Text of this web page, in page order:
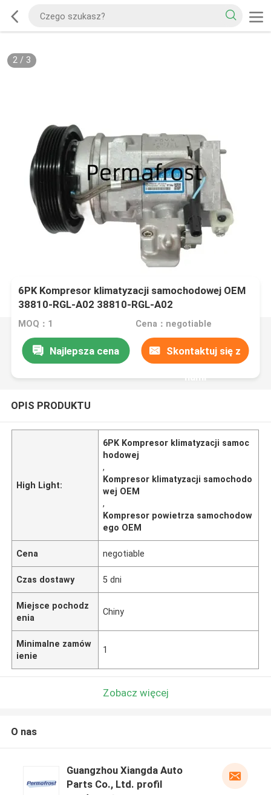
2/ 3
6PK Kompresor klimatyzacji samochodowej OEM
38810-RGL-A02 38810-RGL-A02
MOQ：1 Cena：negotiable
Najlepsza cena Skontaktuj się z
nami
OPIS PRODUKTU
High Light:
6PK Kompresor klimatyzacji samoc
hodowej
,
Kompresor klimatyzacji samochodo
wej OEM
,
Kompresor powietrza samochodow
ego OEM
Cena negotiable
Czas dostawy 5 dni
Miejsce pochodz
enia
Chiny
Minimalne zamów
ienie
1
Zobacz więcej
O nas
Guangzhou Xiangda Auto
Parts Co., Ltd. profil